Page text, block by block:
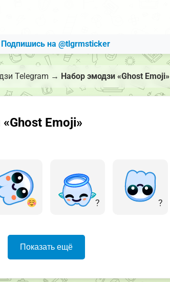
Подпишись на @tlgrmsticker
Telegram → Набор эмодзи «Ghost Emoji»
Emoji»
? ?
Показать ещё